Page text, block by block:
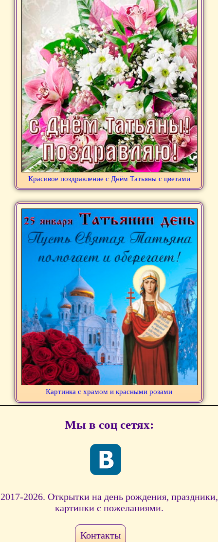
Красивое поздравление с Днём Татьяны с цветами
Картинка с храмом и красными розами
Мы в соц сетях:
2017-2026. Открытки на день рождения, праздники,
картинки с пожеланиями.
Контакты